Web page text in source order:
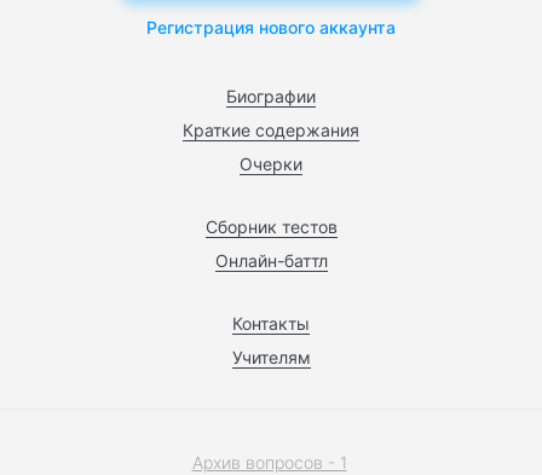
Биографии
Краткие содержания
Очерки
Сборник тестов
Онлайн-баттл
Контакты
Учителям
Регистрация нового аккаунта
Архив вопросов - 1